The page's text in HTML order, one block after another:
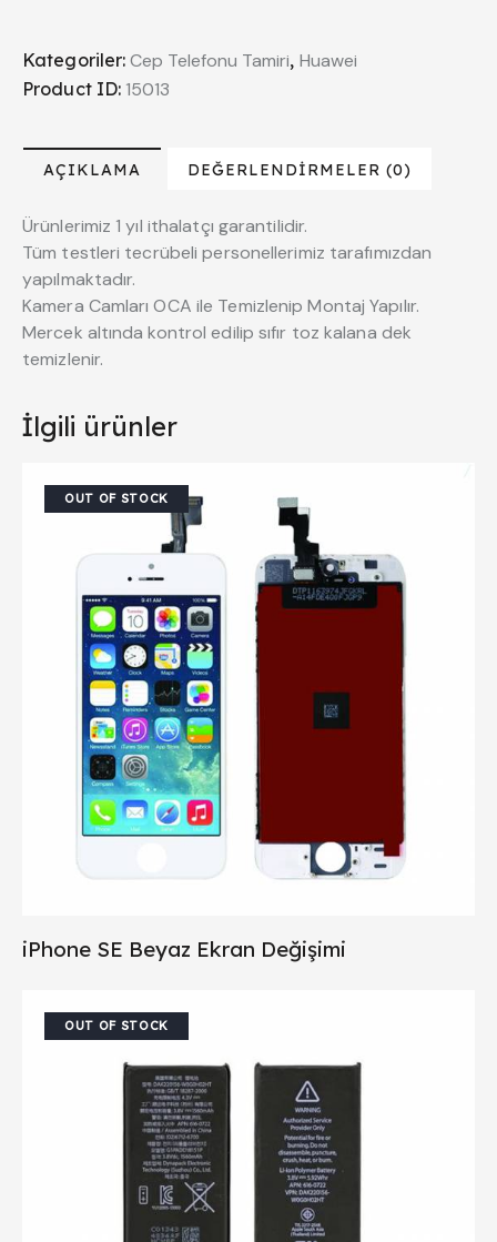
Kategoriler:Cep Telefonu Tamiri, Huawei
Product ID: 15013
AÇIKLAMA DEĞERLENDIRMELER (0)
Ürünlerimiz 1 yıl ithalatçı garantilidir.
Tüm testleri tecrübeli personellerimiz tarafımızdan
yapılmaktadır.
Kamera Camları OCA ile Temizlenip Montaj Yapılır.
Mercek altında kontrol edilip sıfır toz kalana dek
temizlenir.
İlgili ürünler
OUT OF STOCK
iPhone SE Beyaz Ekran Değişimi
OUT OF STOCK